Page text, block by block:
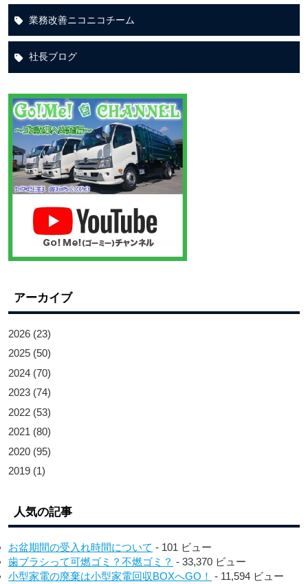
業務改善ニコニコチーム
社長ブログ
アーカイブ
2026 (23)
2025 (50)
2024 (70)
2023 (74)
2022 (53)
2021 (80)
2020 (95)
2019 (1)
人気の記事
お盆期間の受入れ時間について - 101 ビュー
歯ブラシって可燃ゴミ？不燃ゴミ？ - 33,370 ビュー
小型家電の廃棄は小型家電回収BOXへGO！ - 11,594 ビュー